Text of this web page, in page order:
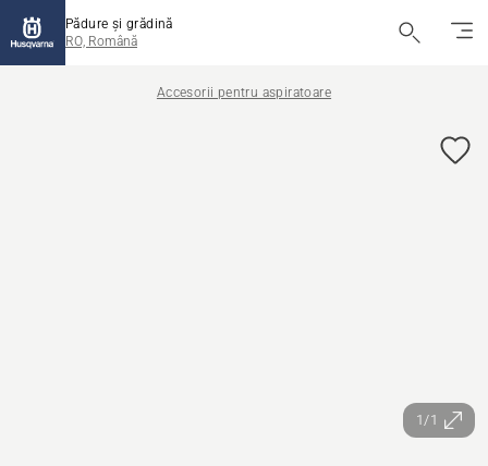
Pădure și grădină
RO, Română
Accesorii pentru aspiratoare
1/1